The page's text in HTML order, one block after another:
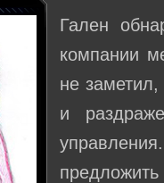
Гален
компании
не
и